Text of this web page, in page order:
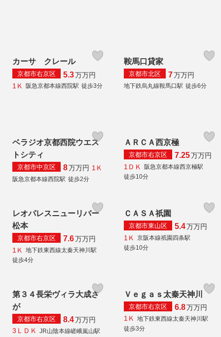
カーサ クレール
京都市右京区 5.3万万円
1Ｋ
阪急京都本線西院駅 徒歩3分
鞍馬口貸家
京都市北区 7万万円
地下鉄烏丸線鞍馬口駅 徒歩6分
ベラジオ京都西院ウエス
トシティ
京都市中京区 8万万円 1Ｋ
阪急京都本線西院駅 徒歩2分
ＡＲＣＡ西京極
京都市右京区 7.25万万円
1ＤＫ
阪急京都本線西京極駅
徒歩10分
レオパレスニューリバー
松本
京都市右京区 7.6万万円
1Ｋ
地下鉄東西線太秦天神川駅
徒歩4分
ＣＡＳＡ祇園
京都市東山区 5.4万万円
1Ｋ
京阪本線祇園四条駅
徒歩10分
第３４長栄ヴィラ大成さ
が
京都市右京区 8.4万万円
3ＬＤＫ JR山陰本線嵯峨嵐山駅
Ｖｅｇａｓ太秦天神川
京都市右京区 6.8万万円
1Ｋ 地下鉄東西線太秦天神川駅
徒歩3分